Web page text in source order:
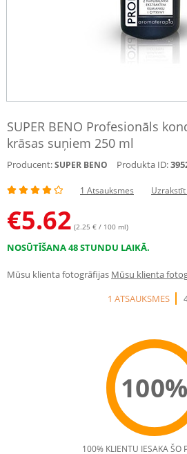
SUPER BENO Profesionāls
krāsas suņiem 250 ml
Producent:SUPER BENO Produkta ID:
1 Atsauksmes
€5.62 (2.25 € / 100 ml)
NOSŪTĪŠANA 48 STUNDU LAIKĀ.
Mūsu klienta fotogrāfijas Mūsu klienta
1 ATSAUKSMES
100%
100% KLIENTU IESAKA ŠO